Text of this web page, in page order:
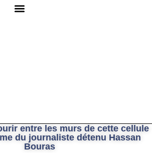
entre les murs de cette cellule
du journaliste détenu Hassan
Bouras